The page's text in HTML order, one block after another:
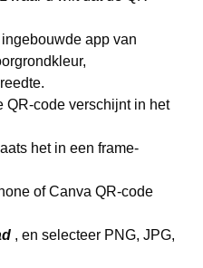
app van
QR-code verschijnt in het
het in een frame-
of Canva QR-code
, en selecteer PNG, JPG,